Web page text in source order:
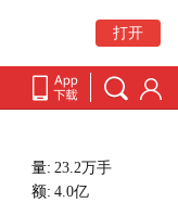
打开
量: 23.2万手
额: 4.0亿